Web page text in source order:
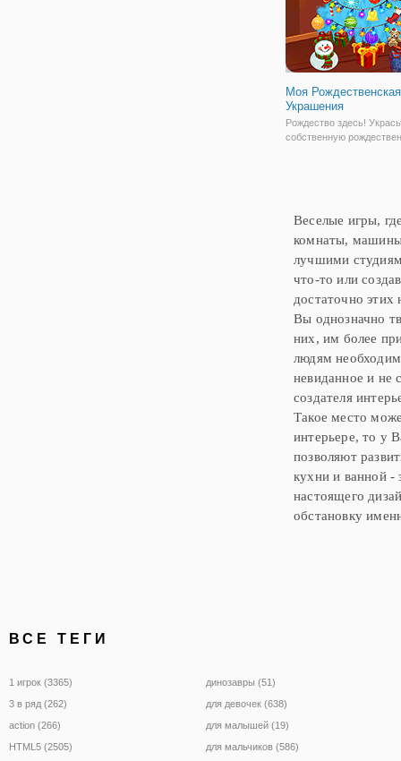
Моя
Украшения
Рождество здесь!
собственную
из множества цветов и
Веселые игры,
комнаты, машины
лучшими
что-то или
достаточно этих
Вы однозначно
них, им более
людям
невиданное и не
создателя
Такое место
интерьере, то у
позволяют
кухни и ванной -
настоящего
обстановку
ВСЕ ТЕГИ
1 игрок (3365)
3 в ряд (262)
action (266)
HTML5 (2505)
динозавры (51)
для девочек (638)
для малышей (19)
для мальчиков (586)